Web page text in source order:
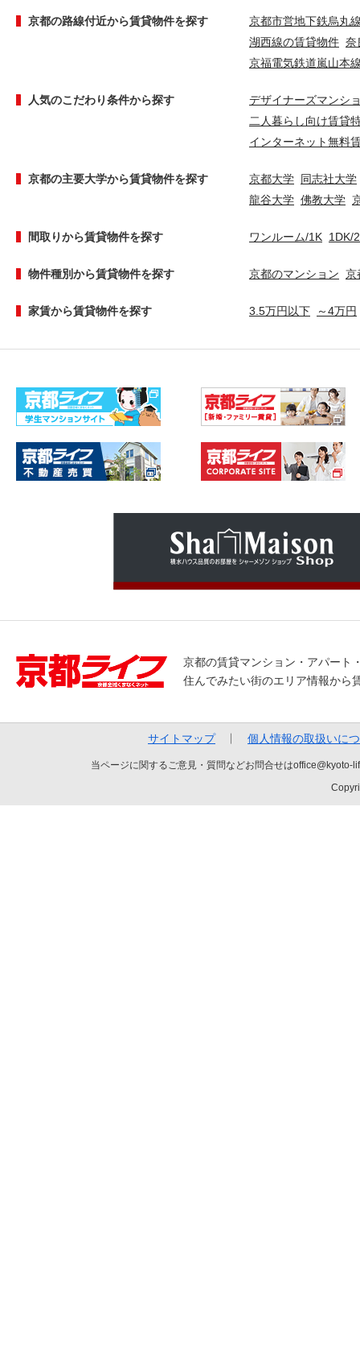
京都の路線付近から賃貸物件を探す
京都市営地下鉄烏丸
湖西線の賃貸物件 奈
京福電気鉄道嵐山本
人気のこだわり条件から探す
デザイナーズマンシ
二人暮らし向け賃貸
インターネット無料
京都の主要大学から賃貸物件を探す 京都大学 同志社大学
龍谷大学 佛教大学
間取りから賃貸物件を探す ワンルーム/1K 1DK/
物件種別から賃貸物件を探す 京都のマンション 京
家賃から賃貸物件を探す 3.5万円以下 ～4万円
京都の賃貸マンション・アパート
住んでみたい街のエリア情報から
サイトマップ 個人情報の取扱いに
当ページに関するご意見・質問などお問合せは